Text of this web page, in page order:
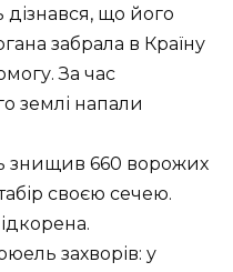
що його
забрала в Країну
За час
землі напали
знищив 660 ворожих
своєю сечею.
захворів: у